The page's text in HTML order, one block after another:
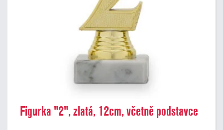
Figurka "2", zlatá, 12cm, včetně podstavce